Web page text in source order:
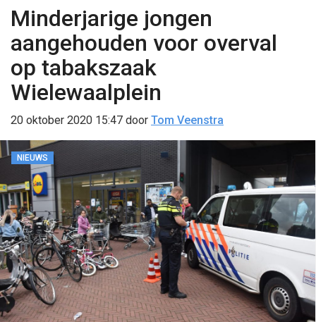
Minderjarige jongen
aangehouden voor overval
op tabakszaak
Wielewaalplein
20 oktober 2020 15:47 door Tom Veenstra
NIEUWS